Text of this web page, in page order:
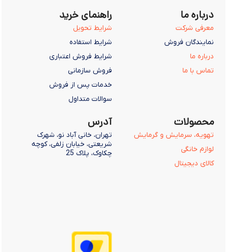
درباره ما
معرفی شرکت
نمایندگان فروش
درباره ما
تماس با ما
راهنمای خرید
شرایط تحویل
شرایط استفاده
شرایط فروش اعتباری
فروش سازمانی
خدمات پس از فروش
سوالات متداول
محصولات
تهویه، سرمایش و گرمایش
لوازم خانگی
کالای دیجیتال
آدرس
تهران، خانی آباد نو، شهرک
شریعتی، خیابان زلفی، کوچه
چکاوک، پلاک 25